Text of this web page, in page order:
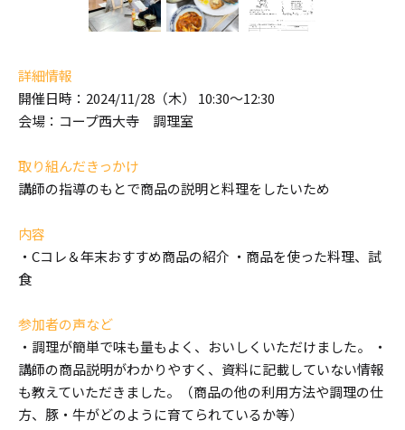
詳細情報
開催日時：2024/11/28（木） 10:30～12:30
会場：コープ西大寺 調理室
取り組んだきっかけ
講師の指導のもとで商品の説明と料理をしたいため
内容
・Cコレ＆年末おすすめ商品の紹介 ・商品を使った料理、試
食
参加者の声など
・調理が簡単で味も量もよく、おいしくいただけました。 ・
講師の商品説明がわかりやすく、資料に記載していない情報
も教えていただきました。（商品の他の利用方法や調理の仕
方、豚・牛がどのように育てられているか等）